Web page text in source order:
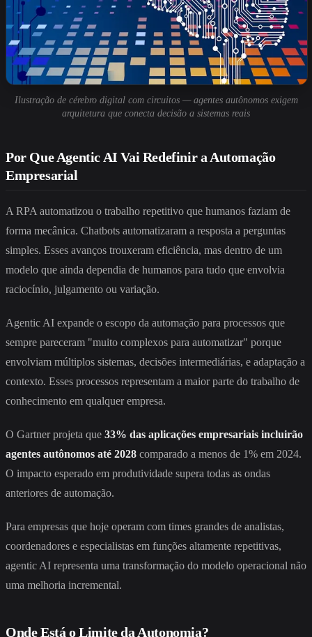
Ilustração de cérebro digital com circuitos — agentes autônomos exigem
arquitetura que conecta decisão a sistemas reais
Por Que Agentic AI Vai Redefinir a Automação
Empresarial
A RPA automatizou o trabalho repetitivo que humanos faziam de
forma mecânica. Chatbots automatizaram a resposta a perguntas
simples. Esses avanços trouxeram eficiência, mas dentro de um
modelo que ainda dependia de humanos para tudo que envolvia
raciocínio, julgamento ou variação.
Agentic AI expande o escopo da automação para processos que
sempre pareceram "muito complexos para automatizar" porque
envolviam múltiplos sistemas, decisões intermediárias, e adaptação a
contexto. Esses processos representam a maior parte do trabalho de
conhecimento em qualquer empresa.
O Gartner projeta que 33% das aplicações empresariais incluirão
agentes autônomos até 2028 comparado a menos de 1% em 2024.
O impacto esperado em produtividade supera todas as ondas
anteriores de automação.
Para empresas que hoje operam com times grandes de analistas,
coordenadores e especialistas em funções altamente repetitivas,
agentic AI representa uma transformação do modelo operacional não
uma melhoria incremental.
Onde Está o Limite da Autonomia?